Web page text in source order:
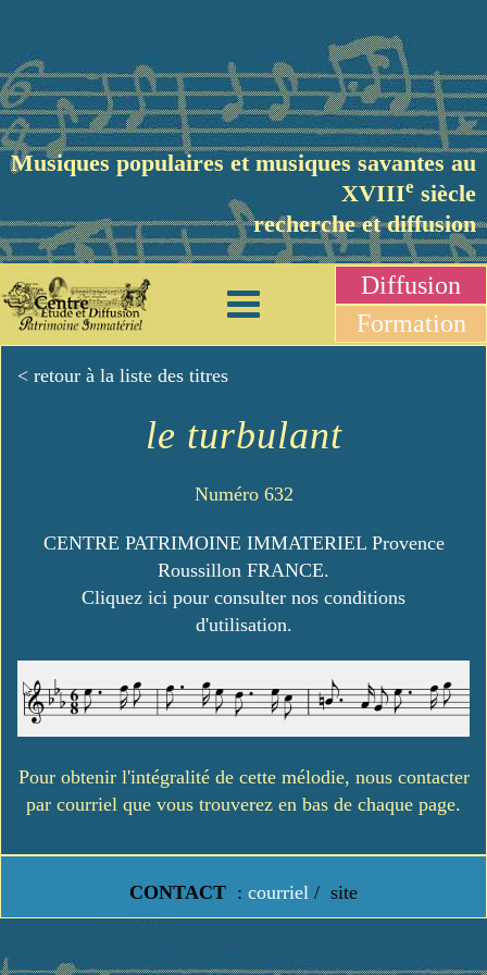
Musiques populaires et musiques savantes au
XVIIIe siècle
recherche et diffusion
Diffusion
Formation
< retour à la liste des titres
le turbulant
Numéro 632
CENTRE PATRIMOINE IMMATERIEL Provence
Roussillon FRANCE.
Cliquez ici pour consulter nos conditions
d'utilisation.
Pour obtenir l'intégralité de cette mélodie, nous contacter
par courriel que vous trouverez en bas de chaque page.
CONTACT : courriel / site
https://www.lavielledanstoussesetats.fr